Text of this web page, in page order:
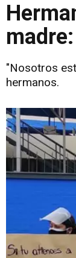
"Nosotros
hermanos.